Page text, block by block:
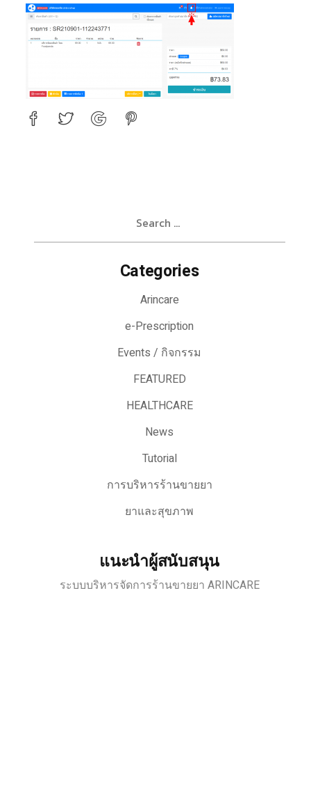
แก้ไข – 5
Categories
Arincare
e-Prescription
Events / กิจกรรม
FEATURED
HEALTHCARE
News
Tutorial
การบริหารร้านขายยา
ยาและสุขภาพ
แนะนำผู้สนับสนุน
ระบบบริหารจัดการร้านขายยา ARINCARE